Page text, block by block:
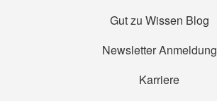
Gut zu Wissen Blog
Newsletter Anmeldung
Karriere